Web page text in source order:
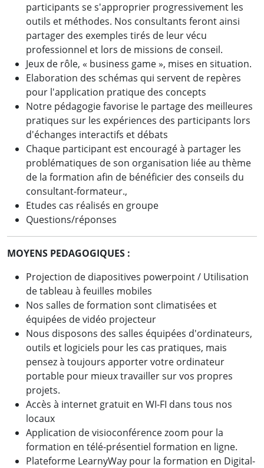
participants se s'approprier progressivement les
outils et méthodes. Nos consultants feront ainsi
partager des exemples tirés de leur vécu
professionnel et lors de missions de conseil.
Jeux de rôle, « business game », mises en situation.
Elaboration des schémas qui servent de repères
pour l'application pratique des concepts
Notre pédagogie favorise le partage des meilleures
pratiques sur les expériences des participants lors
d'échanges interactifs et débats
Chaque participant est encouragé à partager les
problématiques de son organisation liée au thème
de la formation afin de bénéficier des conseils du
consultant-formateur.,
Etudes cas réalisés en groupe
Questions/réponses
MOYENS PEDAGOGIQUES :
Projection de diapositives powerpoint / Utilisation
de tableau à feuilles mobiles
Nos salles de formation sont climatisées et
équipées de vidéo projecteur
Nous disposons des salles équipées d'ordinateurs,
outils et logiciels pour les cas pratiques, mais
pensez à toujours apporter votre ordinateur
portable pour mieux travailler sur vos propres
projets.
Accès à internet gratuit en WI-FI dans tous nos
locaux
Application de visioconférence zoom pour la
formation en télé-présentiel formation en ligne.
Plateforme LearnyWay pour la formation en Digital-